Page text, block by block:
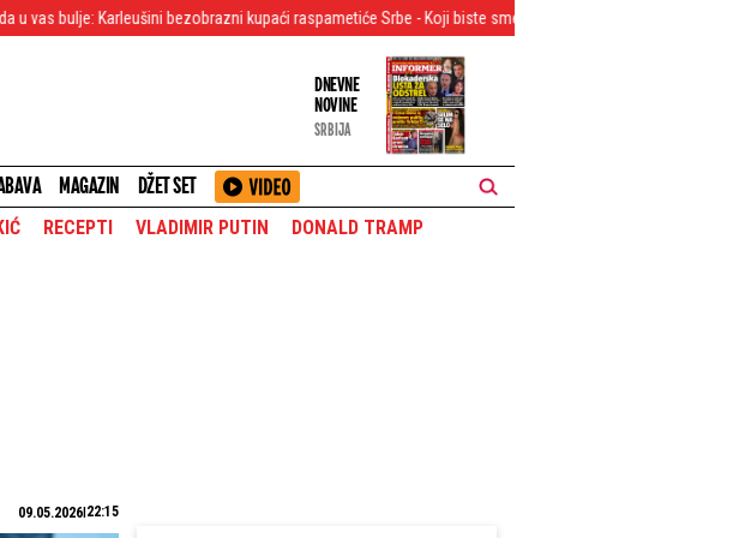
bezobrazni kupaći raspametiće Srbe - Koji biste smele da obučete?
DNEVNE
NOVINE
SRBIJA
MAGAZIN DŽET SET
RECEPTI VLADIMIR PUTIN DONALD TRAMP
09.05.2026 22:15